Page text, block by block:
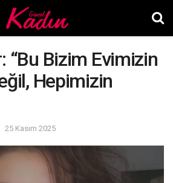
“Bu Bizim Evimizin
Hepimizin
25 Kasım 2025